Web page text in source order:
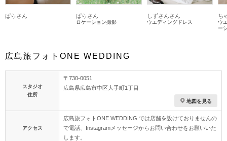
ぱらさん ぱらさん
ロケーション撮影
しずさんさん
ウエディングドレス
ち
ウ
ー
広島旅フォトONE WEDDING
スタジオ
住所
〒730-0051
広島県広島市中区大手町1丁目
地図を見る
アクセス
広島旅フォトONE WEDDING では店舗を設けておりませんの
で電話、Instagramメッセージからお問い合わせをお願いいた
します。